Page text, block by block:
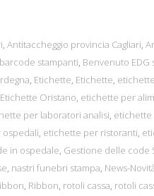
, Antitaccheggio provincia Cagliari,
barcode stampanti, Benvenuto EDG
, Etichette, Etichette,
Etichette Oristano, etichette per
per laboratori analisi, etichette
, etichette per ristoranti,
in ospedale, Gestione delle code
, nastri funebri stampa, News-
, Ribbon, rotoli cassa, rotoli